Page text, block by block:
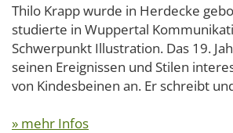
Thilo Krapp wurde in Herdecke
studierte in Wuppertal
Schwerpunkt Illustration. Das 19.
seinen Ereignissen und Stilen
von Kindesbeinen an. Er schreibt
» mehr Infos